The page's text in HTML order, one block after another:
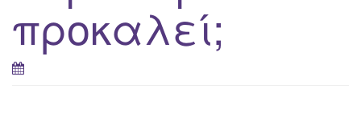
προκαλεί;